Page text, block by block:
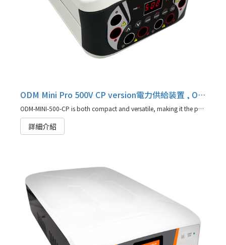
ODM Mini Pro 500V CP version電力供給装置 , ODM-MINI-500-CP
ODM-MINI-500-CP is both compact and versatile, making it the perfect choice for those with limited funds or space for lab equipment
詳細介紹